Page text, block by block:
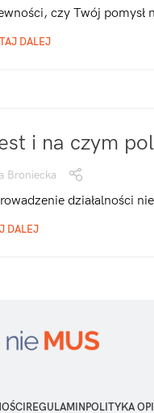
czy Twój
DALEJ
i na czym
Broniecka
działalności
DALEJ
REGULAMIN POLITYKA